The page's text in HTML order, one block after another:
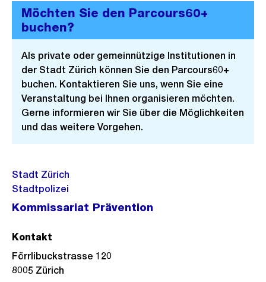
Möchten Sie den Parcours60+
buchen?
Als private oder gemeinnützige Institutionen in
der Stadt Zürich können Sie den Parcours60+
buchen. Kontaktieren Sie uns, wenn Sie eine
Veranstaltung bei Ihnen organisieren möchten.
Gerne informieren wir Sie über die Möglichkeiten
und das weitere Vorgehen.
Stadt Zürich
Stadtpolizei
Kommissariat Prävention
Kontakt
Förrlibuckstrasse 120
8005 Zürich